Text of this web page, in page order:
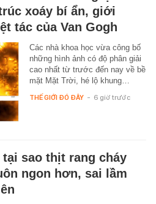
xoáy bí ẩn, giới
tác của Van Gogh
Các nhà khoa học vừa công bố
những hình ảnh có độ phân giải
cao nhất từ trước đến nay về bề
mặt Mặt Trời, hé lộ khung…
THẾ GIỚI ĐÓ ĐÂY - 6 giờ trước
sao thịt rang cháy
ngon hơn, sai lầm